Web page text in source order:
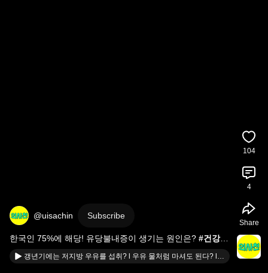
@uisachin Subscribe
한국인 75%에 해당! 유당불내증이 생기는 원인은? #건강
우유 #유당불내증 #락토프리우유
갱년기에는 저지방 우유를 섭취? l 우유 물처럼 마셔도 된다? l 우유와 최고의 궁합 음식은? l 우유 대체품들 효과는? l 식품영양학과 명예교수 이영은
104
4
Share